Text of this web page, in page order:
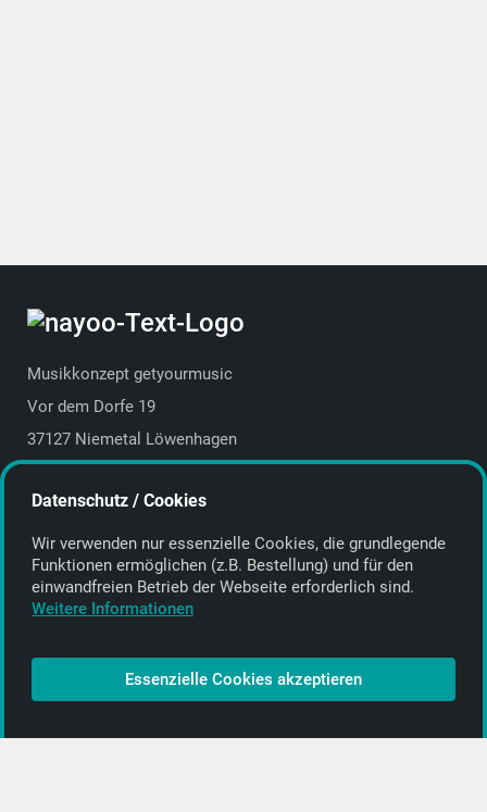
Musikkonzept getyourmusic
Vor dem Dorfe 19
37127 Niemetal Löwenhagen
E-Mail:info@getyourmusic.de
Alle Informationen
Kontakt
CD-Anbieter werden
CD-Anbieter-Login
Datenschutz / Cookies
Wir verwenden nur essenzielle Cookies, die grund­legende
Funktionen ermöglichen (z.B. Bestellung) und für den
einwand­freien Betrieb der Webseite erforderlich sind.
Weitere Informationen
Essenzielle Cookies akzeptieren